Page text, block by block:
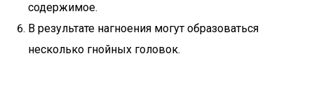
содержимое.
В результате нагноения могут образоваться
несколько гнойных головок.